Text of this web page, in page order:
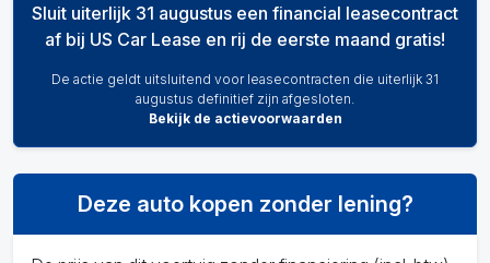
Sluit uiterlijk 31 augustus een financial leasecontract
af bij US Car Lease en rij de eerste maand gratis!
De actie geldt uitsluitend voor leasecontracten die uiterlijk 31
augustus definitief zijn afgesloten.
Bekijk de actievoorwaarden
Deze auto kopen zonder lening?